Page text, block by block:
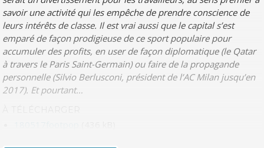
savoir une activité qui les empêche de prendre conscience de
leurs intérêts de classe. Il est vrai aussi que le capital s’est
emparé de façon prodigieuse de ce sport populaire pour
accumuler des profits, en user de façon diplomatique (le Qatar
à travers le Paris Saint-Germain) ou faire de la propagande
personnelle (Silvio Berlusconi, président de l’AC Milan jusqu’en
2017). Et pourtant…